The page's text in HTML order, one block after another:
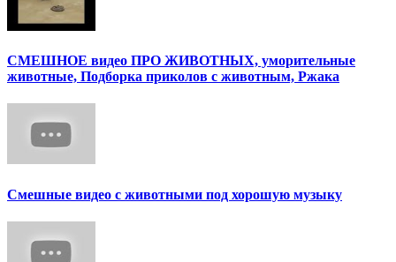
СМЕШНОЕ видео ПРО ЖИВОТНЫХ, уморительные
животные, Подборка приколов с животным, Ржака
Смешные видео с животными под хорошую музыку